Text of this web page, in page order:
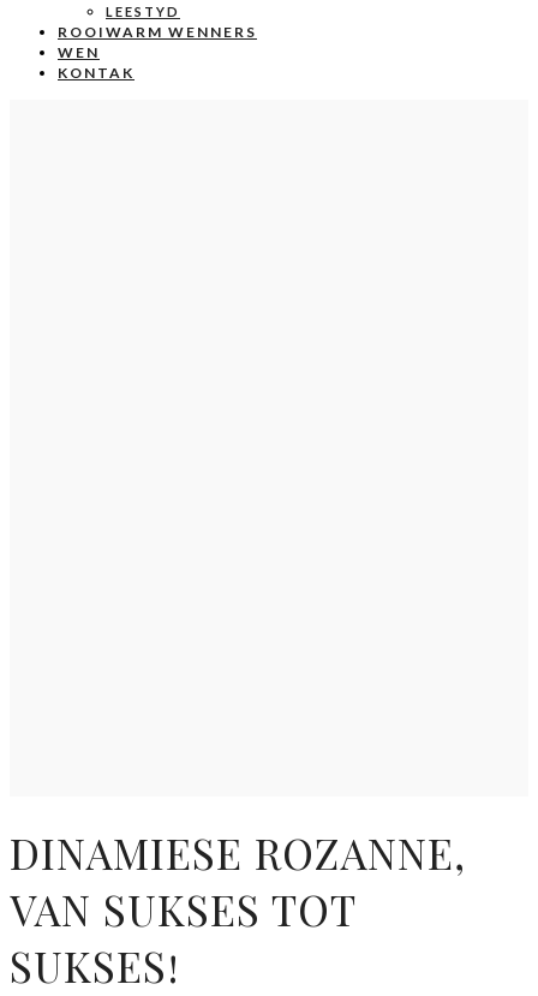
LEESTYD
ROOIWARM WENNERS
WEN
KONTAK
DINAMIESE ROZANNE,
VAN SUKSES TOT
SUKSES!